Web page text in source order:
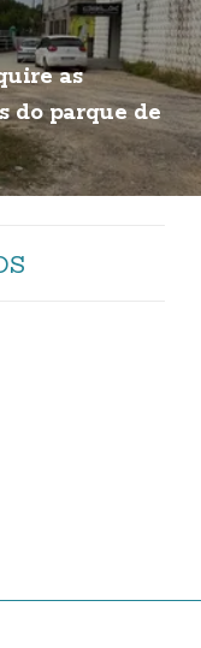
as
do parque de